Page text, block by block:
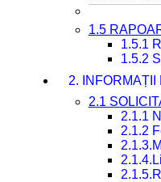
1.5
1.5.1
1.5.2
2.
2.1
2.1.1
2.1.2